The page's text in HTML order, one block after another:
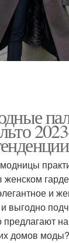
и
выгодно
домов моды?